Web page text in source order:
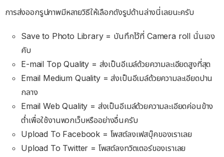
การส่งออกรูปภาพมีหลายวิธีให้เลือกดังรูปด้านล่างนี่เลยนะครับ
Save to Photo Library = บันทึกไว้ที่ Camera roll นั่นเอง
คับ
E-mail Top Quality = ส่งเป็นอีเมล์ด้วยความละเอียดสูงที่สุด
Email Medium Quality = ส่งเป็นอีเมล์ด้วยความละเอียดปาน
กลาง
Email Web Quality = ส่งเป็นอีเมล์ด้วยความละเอียดค่อนข้าง
ต่ำเพื่อใช้งานพวกเว็บหรืออย่างอื่นครับ
Upload To Facebook = โพสต์ลงเฟสบุ๊คของเราเลย
Upload To Twitter = โพสต์ลงทวิตเตอร์ของเราเลย